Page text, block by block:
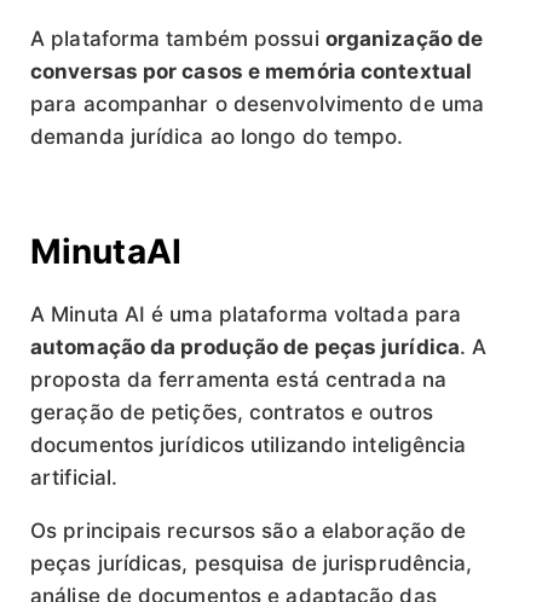
A plataforma também possui organização de
conversas por casos e memória contextual
para acompanhar o desenvolvimento de uma
demanda jurídica ao longo do tempo.
MinutaAI
A Minuta AI é uma plataforma voltada para
automação da produção de peças jurídica. A
proposta da ferramenta está centrada na
geração de petições, contratos e outros
documentos jurídicos utilizando inteligência
artificial.
Os principais recursos são a elaboração de
peças jurídicas, pesquisa de jurisprudência,
análise de documentos e adaptação das